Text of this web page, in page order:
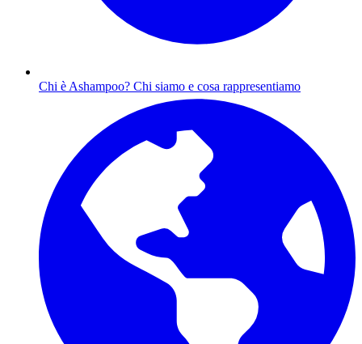
Chi è Ashampoo? Chi siamo e cosa rappresentiamo